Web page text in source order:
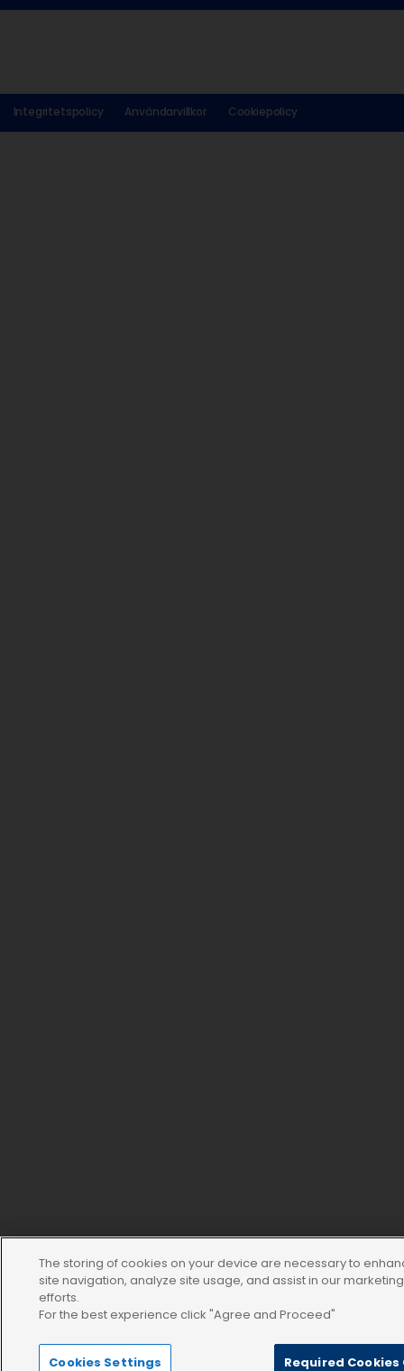
Integritetspolicy Användarvillkor Cookiepolicy
The storing of cookies on your device are necessary to
site navigation, analyze site usage, and assist in our marketing
efforts.
For the best experience click "Agree and Proceed"
Cookies Settings Required Cookies